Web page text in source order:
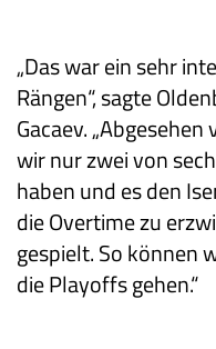
„Das war ein sehr
Rängen“, sagte
Gacaev.
wir nur zwei von
haben und es den
die Overtime zu
gespielt. So können
die Playoffs gehen.“